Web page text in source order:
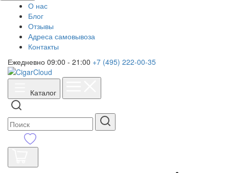
О нас
Блог
Отзывы
Адреса самовывоза
Контакты
Ежедневно 09:00 - 21:00 +7 (495) 222-00-35
Каталог